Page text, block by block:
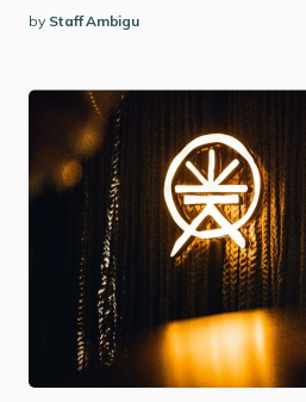
by Staff Ambigu